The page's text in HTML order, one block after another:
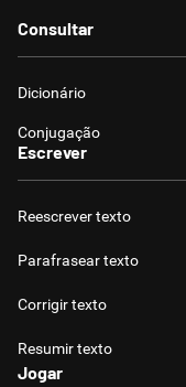
Consultar
Dicionário
Conjugação
Escrever
Reescrever texto
Parafrasear texto
Corrigir texto
Resumir texto
Jogar